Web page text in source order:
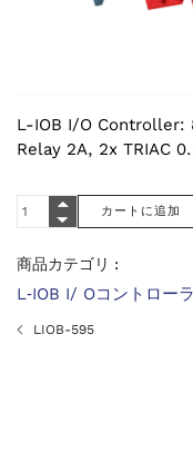
L-IOB I/O Controller:
Relay 2A, 2x TRIAC
商品カテゴリ :
L‑IOB I/ Oコントローラ
LIOB-595